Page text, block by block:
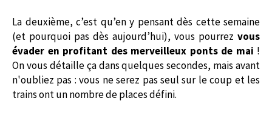
La deuxième, c’est qu’en y pensant dès cette semaine
(et pourquoi pas dès aujourd’hui), vous pourrez vous
évader en profitant des merveilleux ponts de mai !
On vous détaille ça dans quelques secondes, mais avant
n'oubliez pas : vous ne serez pas seul sur le coup et les
trains ont un nombre de places défini.